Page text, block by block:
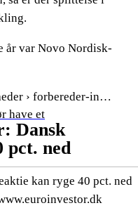
have et
år var Novo Nordisk-
› forbereder-in…
Dansk
pct. ned
kan ryge 40 pct. ned